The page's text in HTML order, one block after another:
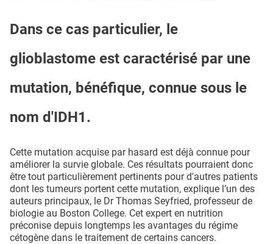
Dans ce cas particulier, le
glioblastome est caractérisé par une
mutation, bénéfique, connue sous le
nom d'IDH1.
Cette mutation acquise par hasard est déjà connue pour
améliorer la survie globale. Ces résultats pourraient donc
être tout particulièrement pertinents pour d'autres patients
dont les tumeurs portent cette mutation, explique l’un des
auteurs principaux, le Dr Thomas Seyfried, professeur de
biologie au Boston College. Cet expert en nutrition
préconise depuis longtemps les avantages du régime
cétogène dans le traitement de certains cancers.